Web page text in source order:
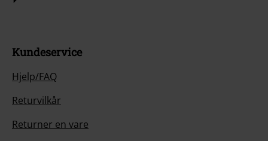
Kundeservice
Hjelp/FAQ
Returvilkår
Returner en vare